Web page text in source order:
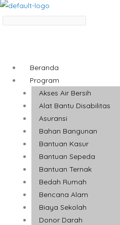
Beranda
Program
Akses Air Bersih
Alat Bantu Disabilitas
Asuransi
Bahan Bangunan
Bantuan Kasur
Bantuan Sepeda
Bantuan Ternak
Bedah Rumah
Bencana Alam
Biaya Sekolah
Donor Darah